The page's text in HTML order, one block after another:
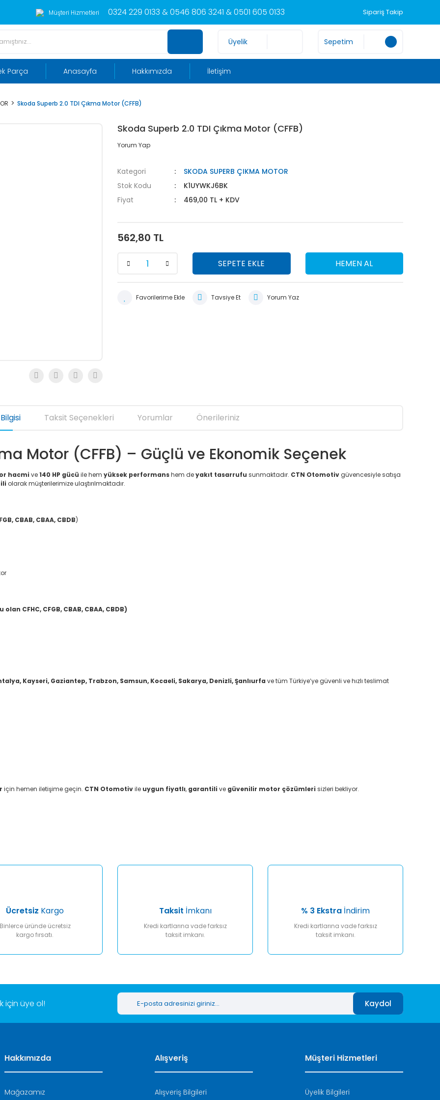
Müşteri Hizmetleri 0324 229 0133 & 0546 806 3241 & 0501 605 0133 Sipariş Takip
Üyelik Sepetim
Parça Anasayfa Hakkımızda İletişim
Skoda Superb 2.0 TDI Çıkma Motor (CFFB)
Skoda Superb 2.0 TDI Çıkma Motor (CFFB)
Yorum Yap
Kategori
SKODA SUPERB ÇIKMA MOTOR
Stok Kodu
K1UYWKJ6BK
Fiyat
469,00 TL + KDV
562,80 TL
SEPETE EKLE HEMEN AL
Tavsiye Et Yorum Yaz
Taksit Seçenekleri Yorumlar Önerileriniz
Motor (CFFB) – Güçlü ve Ekonomik Seçenek
hacmi ve140 HP gücü ile hem yüksek performanshem deyakıt tasarrufu sunmaktadır. CTN Otomotivgüvencesiyle satışa
olarak müşterilerimize ulaştırılmaktadır.
CBAB, CBAA, CBDB)
CFHC, CFGB, CBAB, CBAA, CBDB)
Kayseri, Gaziantep, Trabzon, Samsun, Kocaeli, Sakarya, Denizli, Şanlıurfa ve tüm Türkiye’ye güvenli ve hızlı teslimat
için hemen iletişime geçin. CTN Otomotivile uygun fiyatlı, garantili ve güvenilir motor çözümleri sizleri bekliyor.
Gönder
Ücretsiz Kargo
üründe ücretsiz
kargo fırsatı.
Taksit İmkanı
Kredi kartlarına vade farksız
taksit imkanı.
% 3 Ekstra İndirim
Kredi kartlarına vade farksız
taksit imkanı.
için üye ol! Kaydol
Hakkımızda
Mağazamız
Alışveriş
Alışveriş Bilgileri
Müşteri Hizmetleri
Üyelik Bilgileri